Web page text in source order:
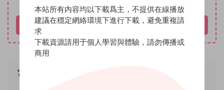
立即購買
常見問題
本站所有内容均以下載爲主，不提供在線播放
建議在穩定網絡環境下進行下載，避免重複請
求
下載資源請用于個人學習與體驗，請勿傳播或
商用